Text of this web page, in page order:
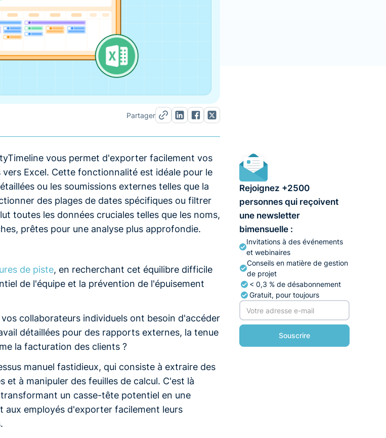
Partager
vous permet d'exporter facilement vos
Excel. Cette fonctionnalité est idéale pour le
ou les soumissions externes telles que la
des plages de dates spécifiques ou filtrer
toutes les données cruciales telles que les noms,
prêtes pour une analyse plus approfondie.
de piste, en recherchant cet équilibre difficile
de l'équipe et la prévention de l'épuisement
collaborateurs individuels ont besoin d'accéder
détaillées pour des rapports externes, la tenue
la facturation des clients ?
manuel fastidieux, qui consiste à extraire des
et à manipuler des feuilles de calcul. C'est là
un casse-tête potentiel en une
aux employés d'exporter facilement leurs
Rejoignez +2500
personnes qui reçoivent
une newsletter
bimensuelle :
Invitations à des événements
et webinaires
Conseils en matière de gestion
de projet
< 0,3 % de désabonnement
Gratuit, pour toujours